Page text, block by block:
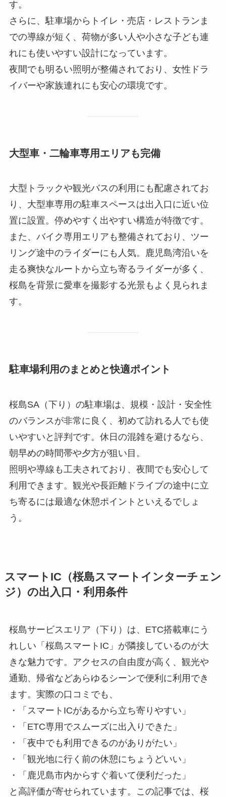
す。
さらに、駐車場からトイレ・売店・レストランま
での導線が短く、荷物が多い人や小さな子ども連
れにも使いやすい設計になっています。
夜間でも明るい照明が整備されており、女性ドラ
イバーや家族連れにも安心の環境です。
大型車・二輪車専用エリアも完備
大型トラックや観光バスの利用にも配慮されてお
り、大型車専用の駐車スペースは出入口に近い位
置に設置。停めやすく出やすい構造が特徴です。
また、バイク専用エリアも整備されており、ツー
リング途中のライダーにも人気。鹿児島湾沿いを
走る爽快なルートから立ち寄るライダーが多く、
桜島を背景に愛車を撮影する光景もよく見られま
す。
駐車場利用のまとめと快適ポイント
桜島SA（下り）の駐車場は、規模・設計・安全性
のバランスが非常に良く、初めて訪れる人でも使
いやすいと評判です。休日の混雑を避けるなら、
朝早めの時間帯や夕方が狙い目。
照明や導線も工夫されており、夜間でも安心して
利用できます。観光や長距離ドライブの途中に立
ち寄るには最適な休憩ポイントといえるでしょ
う。
スマートIC（桜島スマートインターチェン
ジ）の出入口・利用条件
桜島サービスエリア（下り）は、ETC搭載車にう
れしい「桜島スマートIC」が隣接しているのが大
きな魅力です。アクセスの自由度が高く、観光や
通勤、帰省などあらゆるシーンで便利に利用でき
ます。実際の口コミでも、
・「スマートICがあるから立ち寄りやすい」
・「ETC専用でスムーズに出入りできた」
・「夜中でも利用できるのがありがたい」
・「観光地に行く前の休憩にちょうどいい」
・「鹿児島市内からすぐ着いて便利だった」
と高評価が寄せられています。この記事では、桜